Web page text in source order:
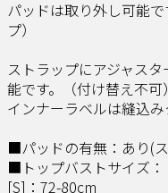
パッドは取り外し可能
プ）
ストラップにアジャス
能です。（付け替え不可）
インナーラベルは縫込み
■パッドの有無：あり(
■トップバストサイズ：
[S]：72-80cm